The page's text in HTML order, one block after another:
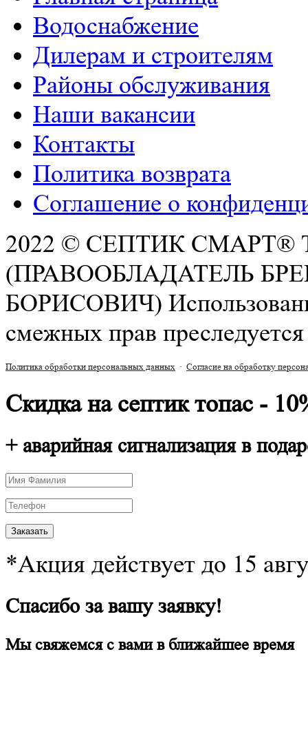
Водоснабжение
Дилерам и строителям
Районы обслуживания
Наши вакансии
Контакты
Политика возврата
Соглашение о
2022 © СЕПТИК
(ПРАВООБЛАДАТЕЛЬ
БОРИСОВИЧ)
смежных прав
Политика обработки персональных данных · Согласие на обработку
Скидка на септик топас -
+ аварийная сигнализация в
*Акция действует до 15
Спасибо за вашу заявку!
Мы свяжемся с вами в ближайшее время
РАСЧЕТ СМЕТЫ ОНЛАЙН!